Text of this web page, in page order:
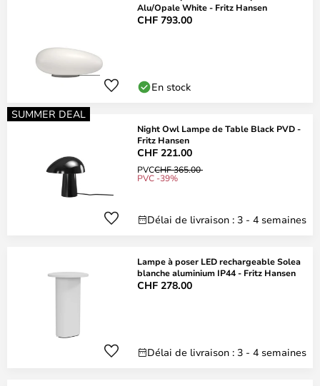
Alu/Opale White - Fritz Hansen
CHF 793.00
En stock
SUMMER DEAL
Night Owl Lampe de Table Black PVD -
Fritz Hansen
CHF 221.00
PVCCHF 365.00
PVC -39%
Délai de livraison : 3 - 4 semaines
Lampe à poser LED rechargeable Solea
blanche aluminium IP44 - Fritz Hansen
CHF 278.00
Délai de livraison : 3 - 4 semaines